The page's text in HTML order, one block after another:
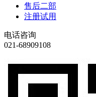
售后二部
注册试用
电话咨询
021-68909108